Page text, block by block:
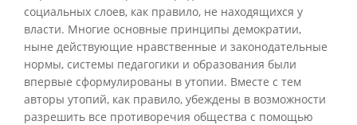
социальных слоев, как правило, не находящихся у
власти. Многие основные принципы демократии,
ныне действующие нравственные и законодательные
нормы, системы педагогики и образования были
впервые сформулированы в утопии. Вместе с тем
авторы утопий, как правило, убеждены в возможности
разрешить все противоречия общества с помощью